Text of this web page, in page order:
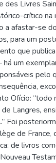
des Livres
crítico na
a afastar-se
para um
que publica
um
pelo
Ofício: “todo
Langres,
Foi
de France,
de livros